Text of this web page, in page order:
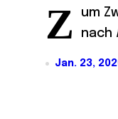
Z
um
nach
Jan. 23,